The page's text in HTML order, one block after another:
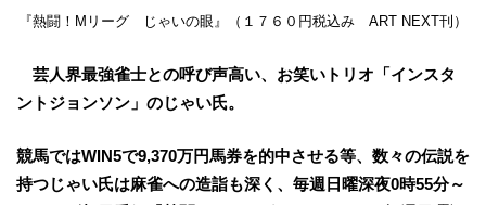
『熱闘！Mリーグ じゃいの眼』（１７６０円税込み ART NEXT刊）
芸人界最強雀士との呼び声高い、お笑いトリオ「インスタ
ントジョンソン」のじゃい氏。
競馬ではWIN5で9,370万円馬券を的中させる等、数々の伝説を
持つじゃい氏は麻雀への造詣も深く、毎週日曜深夜0時55分～